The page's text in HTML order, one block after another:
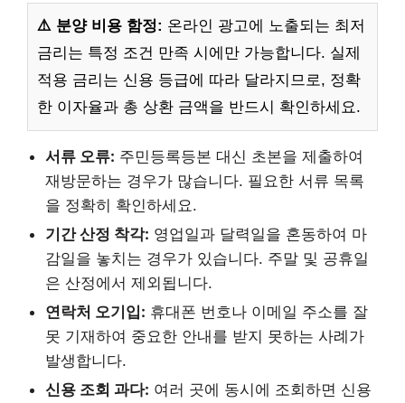
⚠️ 분양 비용 함정: 온라인 광고에 노출되는 최저
금리는 특정 조건 만족 시에만 가능합니다. 실제
적용 금리는 신용 등급에 따라 달라지므로, 정확
한 이자율과 총 상환 금액을 반드시 확인하세요.
서류 오류: 주민등록등본 대신 초본을 제출하여
재방문하는 경우가 많습니다. 필요한 서류 목록
을 정확히 확인하세요.
기간 산정 착각: 영업일과 달력일을 혼동하여 마
감일을 놓치는 경우가 있습니다. 주말 및 공휴일
은 산정에서 제외됩니다.
연락처 오기입: 휴대폰 번호나 이메일 주소를 잘
못 기재하여 중요한 안내를 받지 못하는 사례가
발생합니다.
신용 조회 과다: 여러 곳에 동시에 조회하면 신용